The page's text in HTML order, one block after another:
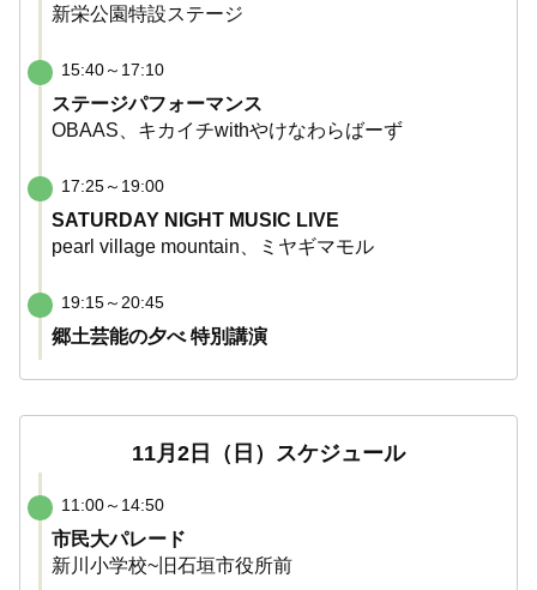
新栄公園特設ステージ
15:40～17:10
ステージパフォーマンス
OBAAS、キカイチwithやけなわらばーず
17:25～19:00
SATURDAY NIGHT MUSIC LIVE
pearl village mountain、ミヤギマモル
19:15～20:45
郷土芸能の夕べ 特別講演
11月2日（日）スケジュール
11:00～14:50
市民大パレード
新川小学校~旧石垣市役所前